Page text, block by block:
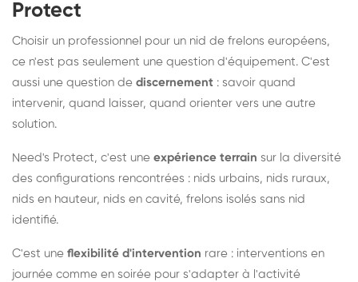
Protect
Choisir un professionnel pour un nid de frelons européens,
ce n'est pas seulement une question d'équipement. C'est
aussi une question de discernement : savoir quand
intervenir, quand laisser, quand orienter vers une autre
solution.
Need's Protect, c'est une expérience terrain sur la diversité
des configurations rencontrées : nids urbains, nids ruraux,
nids en hauteur, nids en cavité, frelons isolés sans nid
identifié.
C'est une flexibilité d'intervention rare : interventions en
journée comme en soirée pour s'adapter à l'activité